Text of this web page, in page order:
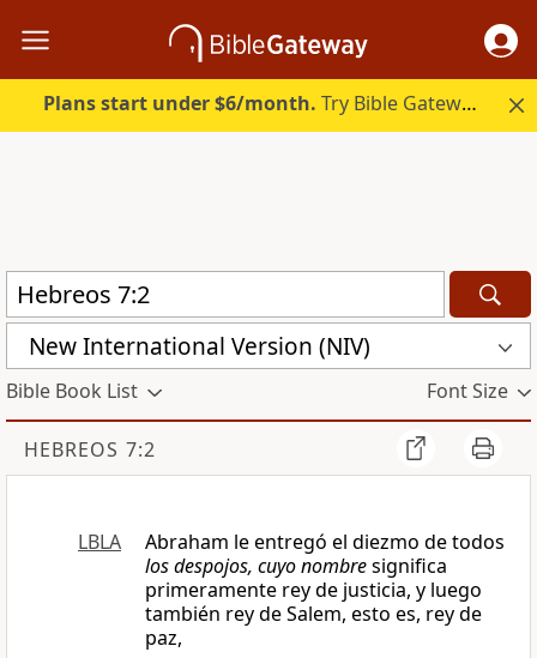
Plans start under $6/month. Try Bible Gateway Plus.
New International Version (NIV)
Bible Book List Font Size
HEBREOS 7:2
LBLA
Abraham le entregó el diezmo de todos
los despojos, cuyo nombresignifica
primeramente rey de justicia, y luego
también rey de Salem, esto es, rey de
paz,